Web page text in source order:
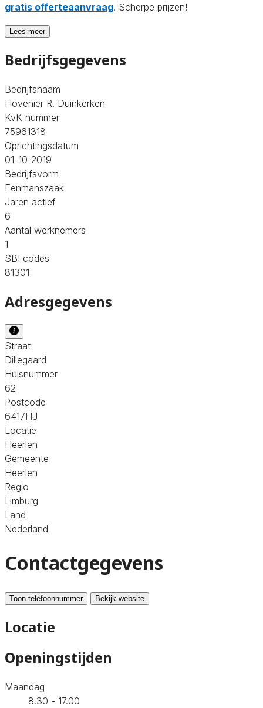
gratis offerteaanvraag. Scherpe prijzen!
Lees meer
Bedrijfsgegevens
Bedrijfsnaam
Hovenier R. Duinkerken
KvK nummer
75961318
Oprichtingsdatum
01-10-2019
Bedrijfsvorm
Eenmanszaak
Jaren actief
6
Aantal werknemers
1
SBI codes
81301
Adresgegevens
Straat
Dillegaard
Huisnummer
62
Postcode
6417HJ
Locatie
Heerlen
Gemeente
Heerlen
Regio
Limburg
Land
Nederland
Contactgegevens
Toon telefoonnummer Bekijk website
Locatie
Openingstijden
Maandag
8.30 - 17.00